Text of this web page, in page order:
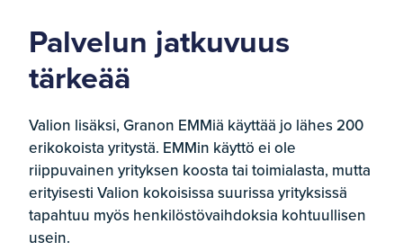
Palvelun jatkuvuus
tärkeää
Valion lisäksi, Granon EMMiä käyttää jo lähes 200
erikokoista yritystä. EMMin käyttö ei ole
riippuvainen yrityksen koosta tai toimialasta, mutta
erityisesti Valion kokoisissa suurissa yrityksissä
tapahtuu myös henkilöstövaihdoksia kohtuullisen
usein.